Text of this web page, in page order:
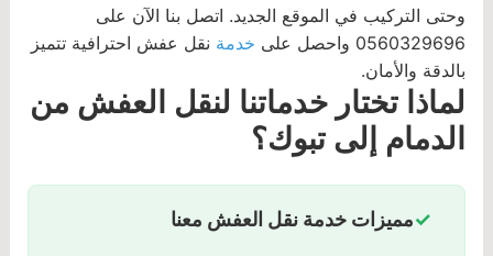
وحتى التركيب في الموقع الجديد. اتصل بنا الآن على
0560329696 واحصل على
خدمة نقل عفش احترافية تتميز
بالدقة والأمان.
لماذا تختار خدماتنا لنقل العفش من
الدمام إلى تبوك؟
مميزات خدمة نقل العفش معنا